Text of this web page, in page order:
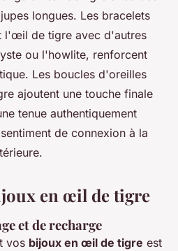
longues. Les bracelets
l'œil de tigre avec d'autres
ou l'howlite, renforcent
Les boucles d'oreilles
ajoutent une touche finale
tenue authentiquement
de connexion à la
en œil de tigre
et de recharge
vos bijoux en œil de tigre est